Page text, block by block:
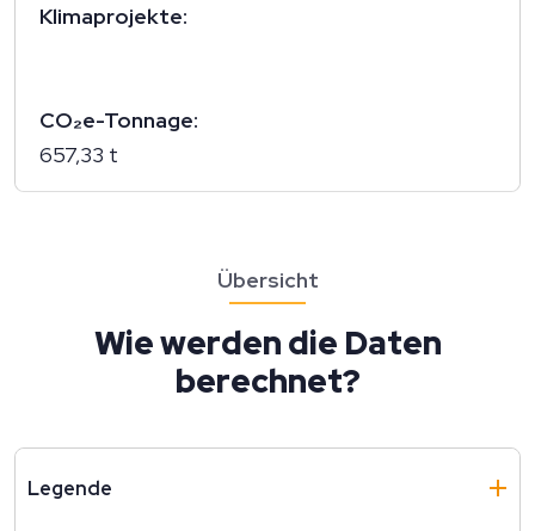
Klimaprojekte:
CO₂e-Tonnage:
657,33 t
Übersicht
Wie werden die Daten
berechnet?
Legende